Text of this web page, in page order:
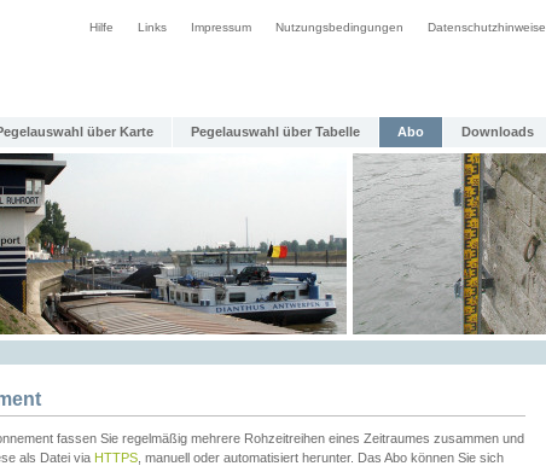
Hilfe Links Impressum Nutzungsbedingungen Datenschutzhinweise
über Karte Pegelauswahl über Tabelle Abo Downloads
fassen Sie regelmäßig mehrere Rohzeitreihen eines Zeitraumes zusammen und
als Datei via HTTPS , manuell oder automatisiert herunter. Das Abo können Sie sich